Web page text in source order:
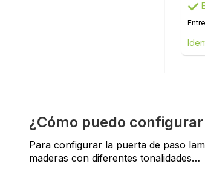
¿Cómo puedo
Para configurar la puerta de paso
maderas con diferentes tonalidades…